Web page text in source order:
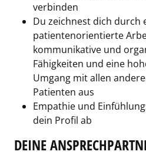
verbinden
Du zeichnest dich durch
patientenorientierte
kommunikative und
Fähigkeiten und eine
Umgang mit allen
Patienten aus
Empathie und
dein Profil ab
DEINE